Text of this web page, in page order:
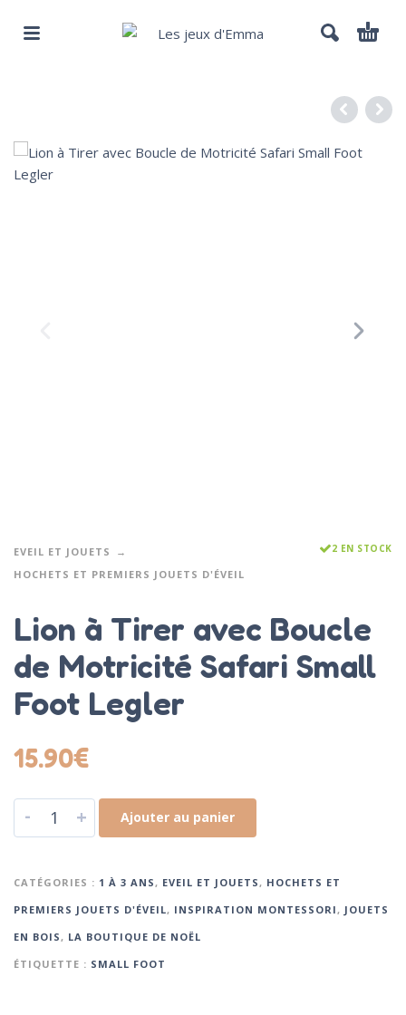
EVEIL ET JOUETS
HOCHETS ET PREMIERS JOUETS D'ÉVEIL
2 EN STOCK
Lion à Tirer avec Boucle
de Motricité Safari Small
Foot Legler
15.90€
- + Ajouter au panier
CATÉGORIES : 1 À 3 ANS, EVEIL ET JOUETS, HOCHETS ET
PREMIERS JOUETS D'ÉVEIL, INSPIRATION MONTESSORI, JOUETS
EN BOIS, LA BOUTIQUE DE NOËL
ÉTIQUETTE : SMALL FOOT